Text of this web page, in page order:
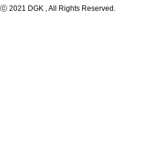
ⓒ 2021 DGK , All Rights Reserved.